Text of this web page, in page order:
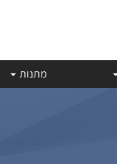
מתנות